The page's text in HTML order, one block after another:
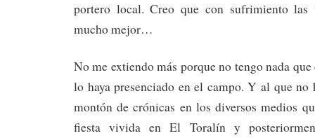
portero local. Creo que con sufrimiento las
mucho mejor…
No me extiendo más porque no tengo nada
lo haya presenciado en el campo. Y al que no
montón de crónicas en los diversos medios
fiesta vivida en El Toralín y